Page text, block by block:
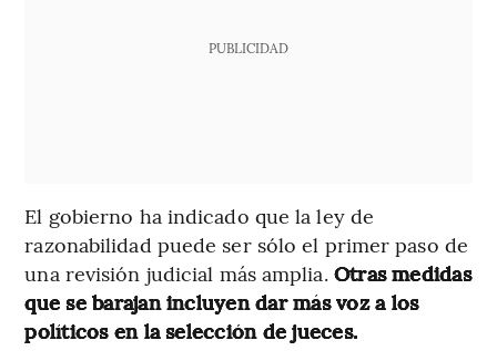
PUBLICIDAD
El gobierno ha indicado que la ley de
razonabilidad puede ser sólo el primer paso de
una revisión judicial más amplia. Otras medidas
que se barajan incluyen dar más voz a los
políticos en la selección de jueces.